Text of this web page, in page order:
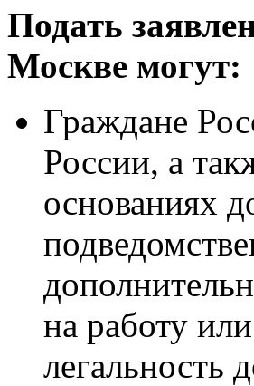
Подать
Москве могут:
Граждане
России, а
основаниях
на работу
легальность